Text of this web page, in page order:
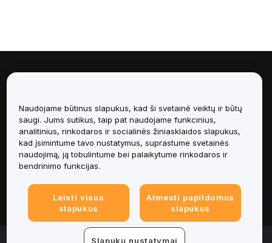
Paslaugos
Pagalba
Produktai
Teisinė informacija
© 2025-2026 Bybit.eu. Visos teisės saugomos.
Naudojame būtinus slapukus, kad ši svetainė veiktų ir būtų
saugi. Jums sutikus, taip pat naudojame funkcinius,
analitinius, rinkodaros ir socialinės žiniasklaidos slapukus,
kad įsimintume tavo nustatymus, suprastume svetainės
naudojimą, ją tobulintume bei palaikytume rinkodaros ir
bendrinimo funkcijas.
Leisti visus
slapukus
Atmesti papildomus
slapukus
Slapukų nustatymai